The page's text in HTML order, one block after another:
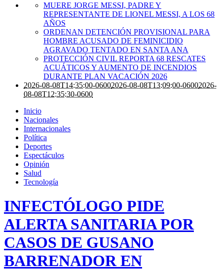
MUERE JORGE MESSI, PADRE Y
REPRESENTANTE DE LIONEL MESSI, A LOS 68
AÑOS
ORDENAN DETENCIÓN PROVISIONAL PARA
HOMBRE ACUSADO DE FEMINICIDIO
AGRAVADO TENTADO EN SANTA ANA
PROTECCIÓN CIVIL REPORTA 68 RESCATES
ACUÁTICOS Y AUMENTO DE INCENDIOS
DURANTE PLAN VACACIÓN 2026
2026-08-08T14:35:00-06002026-08-08T13:09:00-06002026-
08-08T12:35:30-0600
Inicio
Nacionales
Internacionales
Política
Deportes
Espectáculos
Opinión
Salud
Tecnología
INFECTÓLOGO PIDE
ALERTA SANITARIA POR
CASOS DE GUSANO
BARRENADOR EN